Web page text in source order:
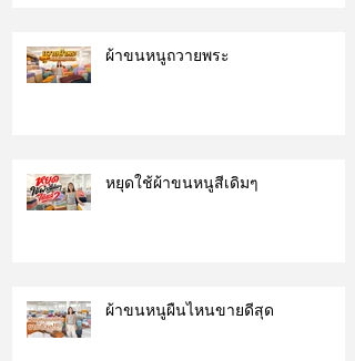
ผ้าขนหนูถวายพระ
หยุดใช้ผ้าขนหนูสีเดิมๆ
ผ้าขนหนูผืนไหนขายดีสุด